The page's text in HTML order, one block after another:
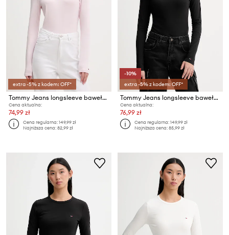
extra -5% z kodem: OFF*
Tommy Jeans longsleeve bawełniany
Cena aktualna:
74,99 zł
Cena regularna:149,99 zł
Najniższa cena:82,99 zł
-10%
extra -5% z kodem: OFF*
Tommy Jeans longsleeve bawełniany
Cena aktualna:
76,99 zł
Cena regularna:149,99 zł
Najniższa cena:85,99 zł